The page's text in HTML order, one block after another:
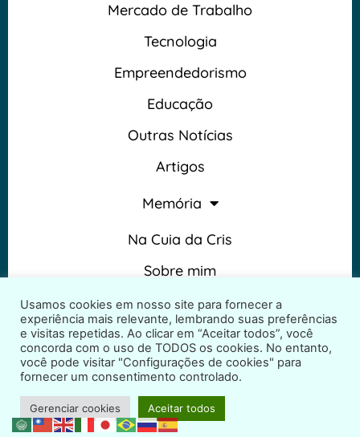
Mercado de Trabalho
Tecnologia
Empreendedorismo
Educação
Outras Notícias
Artigos
Memória
Na Cuia da Cris
Sobre mim
Termos e Condições
2026 © Na Cuia da Cris – Todos os direitos reservados
Desenvolvido porProjetosWeb.co
Usamos cookies em nosso site para fornecer a
experiência mais relevante, lembrando suas preferências
e visitas repetidas. Ao clicar em “Aceitar todos”, você
concorda com o uso de TODOS os cookies. No entanto,
você pode visitar "Configurações de cookies" para
fornecer um consentimento controlado.
Gerenciar cookies Aceitar todos